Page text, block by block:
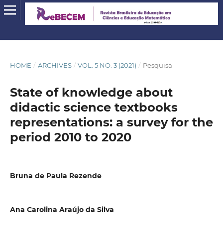
HOME / ARCHIVES / VOL. 5 NO. 3 (2021) / Pesquisa
State of knowledge about
didactic science textbooks
representations: a survey for the
period 2010 to 2020
Bruna de Paula Rezende
Ana Carolina Araújo da Silva